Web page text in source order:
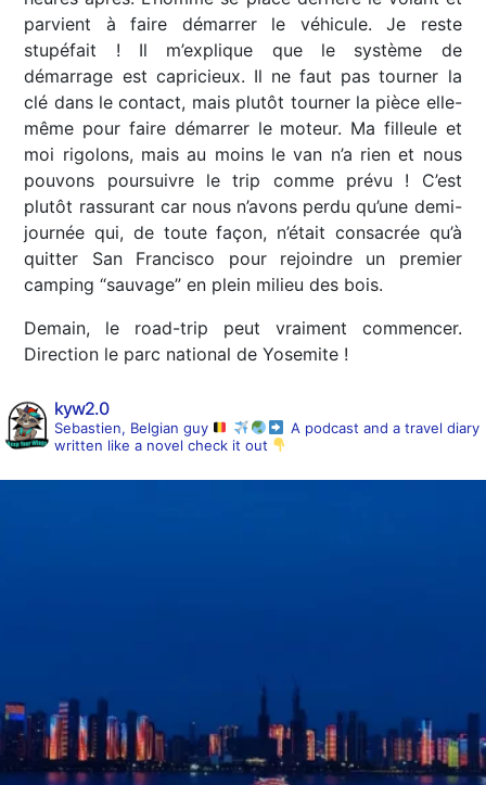
parvient à faire démarrer le véhicule. Je reste
stupéfait ! Il m’explique que le système de
démarrage est capricieux. Il ne faut pas tourner la
clé dans le contact, mais plutôt tourner la pièce elle-
même pour faire démarrer le moteur. Ma filleule et
moi rigolons, mais au moins le van n’a rien et nous
pouvons poursuivre le trip comme prévu ! C’est
plutôt rassurant car nous n’avons perdu qu’une demi-
journée qui, de toute façon, n’était consacrée qu’à
quitter San Francisco pour rejoindre un premier
camping “sauvage” en plein milieu des bois.
Demain, le road-trip peut vraiment commencer.
Direction le parc national de Yosemite !
kyw2.0
Sebastien, Belgian guy
A podcast and a travel diary
written like a novel check it out